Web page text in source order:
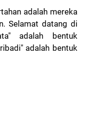
adalah mereka
Selamat datang di
adalah bentuk
adalah bentuk